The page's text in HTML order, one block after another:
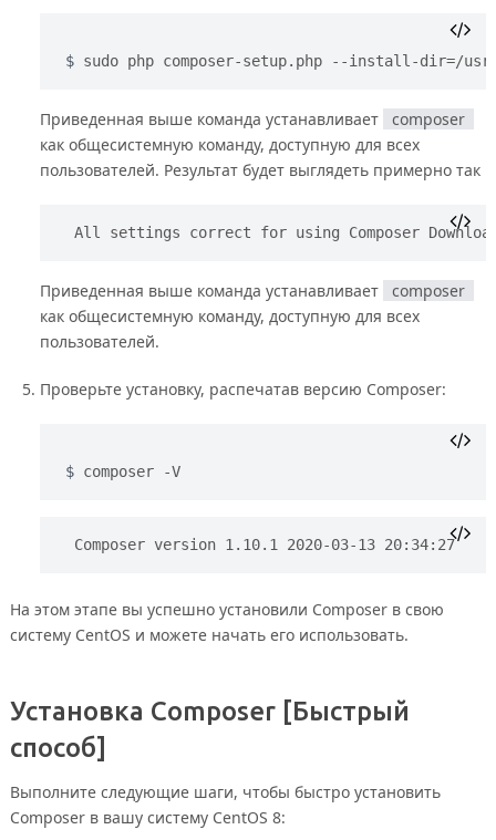
sudo php composer-setup.php --install-dir=/
Приведенная выше команда устанавливает
composer
как общесистемную команду, доступную для всех
пользователей. Результат будет выглядеть примерно так
All settings correct for using Composer
Приведенная выше команда устанавливает
composer
как общесистемную команду, доступную для всех
пользователей.
Проверьте установку, распечатав версию Composer:
composer -V
Composer version 1.10.1 2020-03-13 20:34:27
На этом этапе вы успешно установили Composer в свою
систему CentOS и можете начать его использовать.
Установка Composer [Быстрый
способ]
Выполните следующие шаги, чтобы быстро установить
Composer в вашу систему CentOS 8: